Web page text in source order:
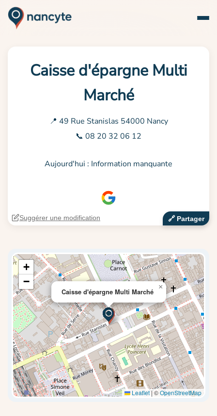
Caisse d'épargne Multi
Marché
📍 49 Rue Stanislas 54000 Nancy
📞 08 20 32 06 12
Aujourd'hui : Information manquante
🔗‍️ Partager
Suggérer une modification
Caisse d'épargne Multi Marché
×
+
−
Leaflet|©OpenStreetMap